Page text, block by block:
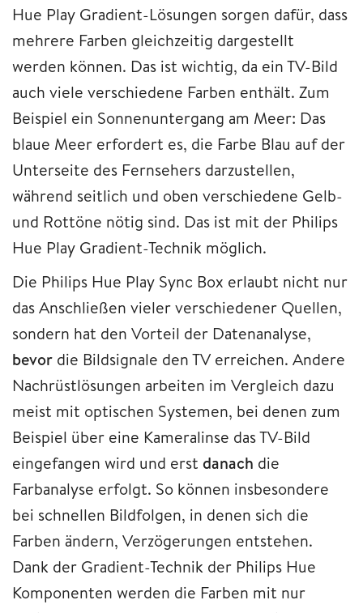
Hue Play Gradient-Lösungen sorgen dafür, dass
mehrere Farben gleichzeitig dargestellt
werden können. Das ist wichtig, da ein TV-Bild
auch viele verschiedene Farben enthält. Zum
Beispiel ein Sonnenuntergang am Meer: Das
blaue Meer erfordert es, die Farbe Blau auf der
Unterseite des Fernsehers darzustellen,
während seitlich und oben verschiedene Gelb-
und Rottöne nötig sind. Das ist mit der Philips
Hue Play Gradient-Technik möglich.
Die Philips Hue Play Sync Box erlaubt nicht nur
das Anschließen vieler verschiedener Quellen,
sondern hat den Vorteil der Datenanalyse,
bevor die Bildsignale den TV erreichen. Andere
Nachrüstlösungen arbeiten im Vergleich dazu
meist mit optischen Systemen, bei denen zum
Beispiel über eine Kameralinse das TV-Bild
eingefangen wird und erst danach die
Farbanalyse erfolgt. So können insbesondere
bei schnellen Bildfolgen, in denen sich die
Farben ändern, Verzögerungen entstehen.
Dank der Gradient-Technik der Philips Hue
Komponenten werden die Farben mit nur